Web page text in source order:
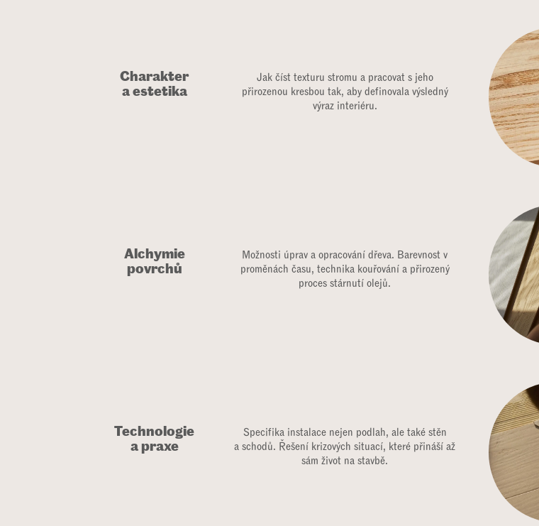
Jak číst texturu stromu a pracovat s jeho
přirozenou kresbou tak, aby definovala výsledný
výraz interiéru.
Charakter
a estetika
Alchymie
povrchů
Možnosti úprav a opracování dřeva. Barevnost v
proměnách času, technika kouřování a přirozený
proces stárnutí olejů.
Technologie
a praxe​
Specifika instalace nejen podlah, ale také stěn
a schodů. Řešení krizových situací, které přináší až
sám život na stavbě.